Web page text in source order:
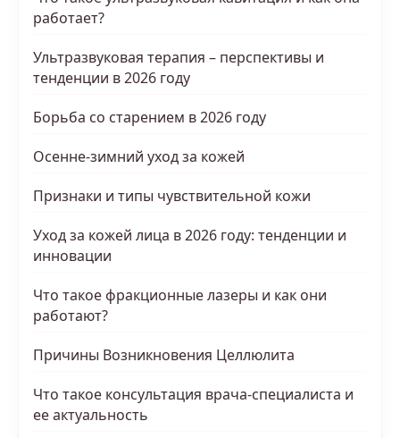
работает?
Ультразвуковая терапия – перспективы и
тенденции в 2026 году
Борьба со старением в 2026 году
Осенне-зимний уход за кожей
Признаки и типы чувствительной кожи
Уход за кожей лица в 2026 году: тенденции и
инновации
Что такое фракционные лазеры и как они
работают?
Причины Возникновения Целлюлита
Что такое консультация врача-специалиста и
ее актуальность